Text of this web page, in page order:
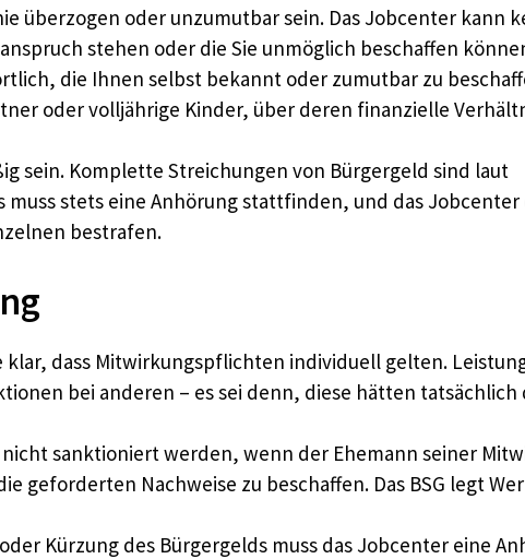
überzogen oder unzumutbar sein. Das Jobcenter kann
stehen oder die Sie unmöglich beschaffen
die Ihnen selbst bekannt oder zumutbar zu
oder volljährige Kinder, über deren finanzielle
sein. Komplette Streichungen von Bürgergeld sind laut
muss stets eine Anhörung stattfinden, und das
bestrafen.
klar, dass Mitwirkungspflichten individuell gelten.
bei anderen – es sei denn, diese hätten
sanktioniert werden, wenn der Ehemann seiner
geforderten Nachweise zu beschaffen. Das BSG legt
Kürzung des Bürgergelds muss das Jobcenter eine